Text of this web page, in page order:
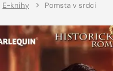
E-knihy Pomsta v srdci